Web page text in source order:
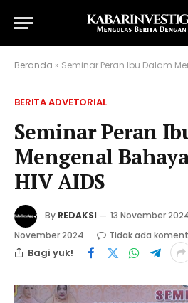
Beranda » Seminar Peran Ibu Dalam
BERITA ADVETORIAL
Seminar Peran
Mengenal
HIV AIDS
By REDAKSI 13 November
November 2024
Tidak ada
Bagi yuk!